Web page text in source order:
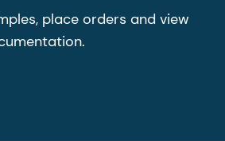
place orders and view